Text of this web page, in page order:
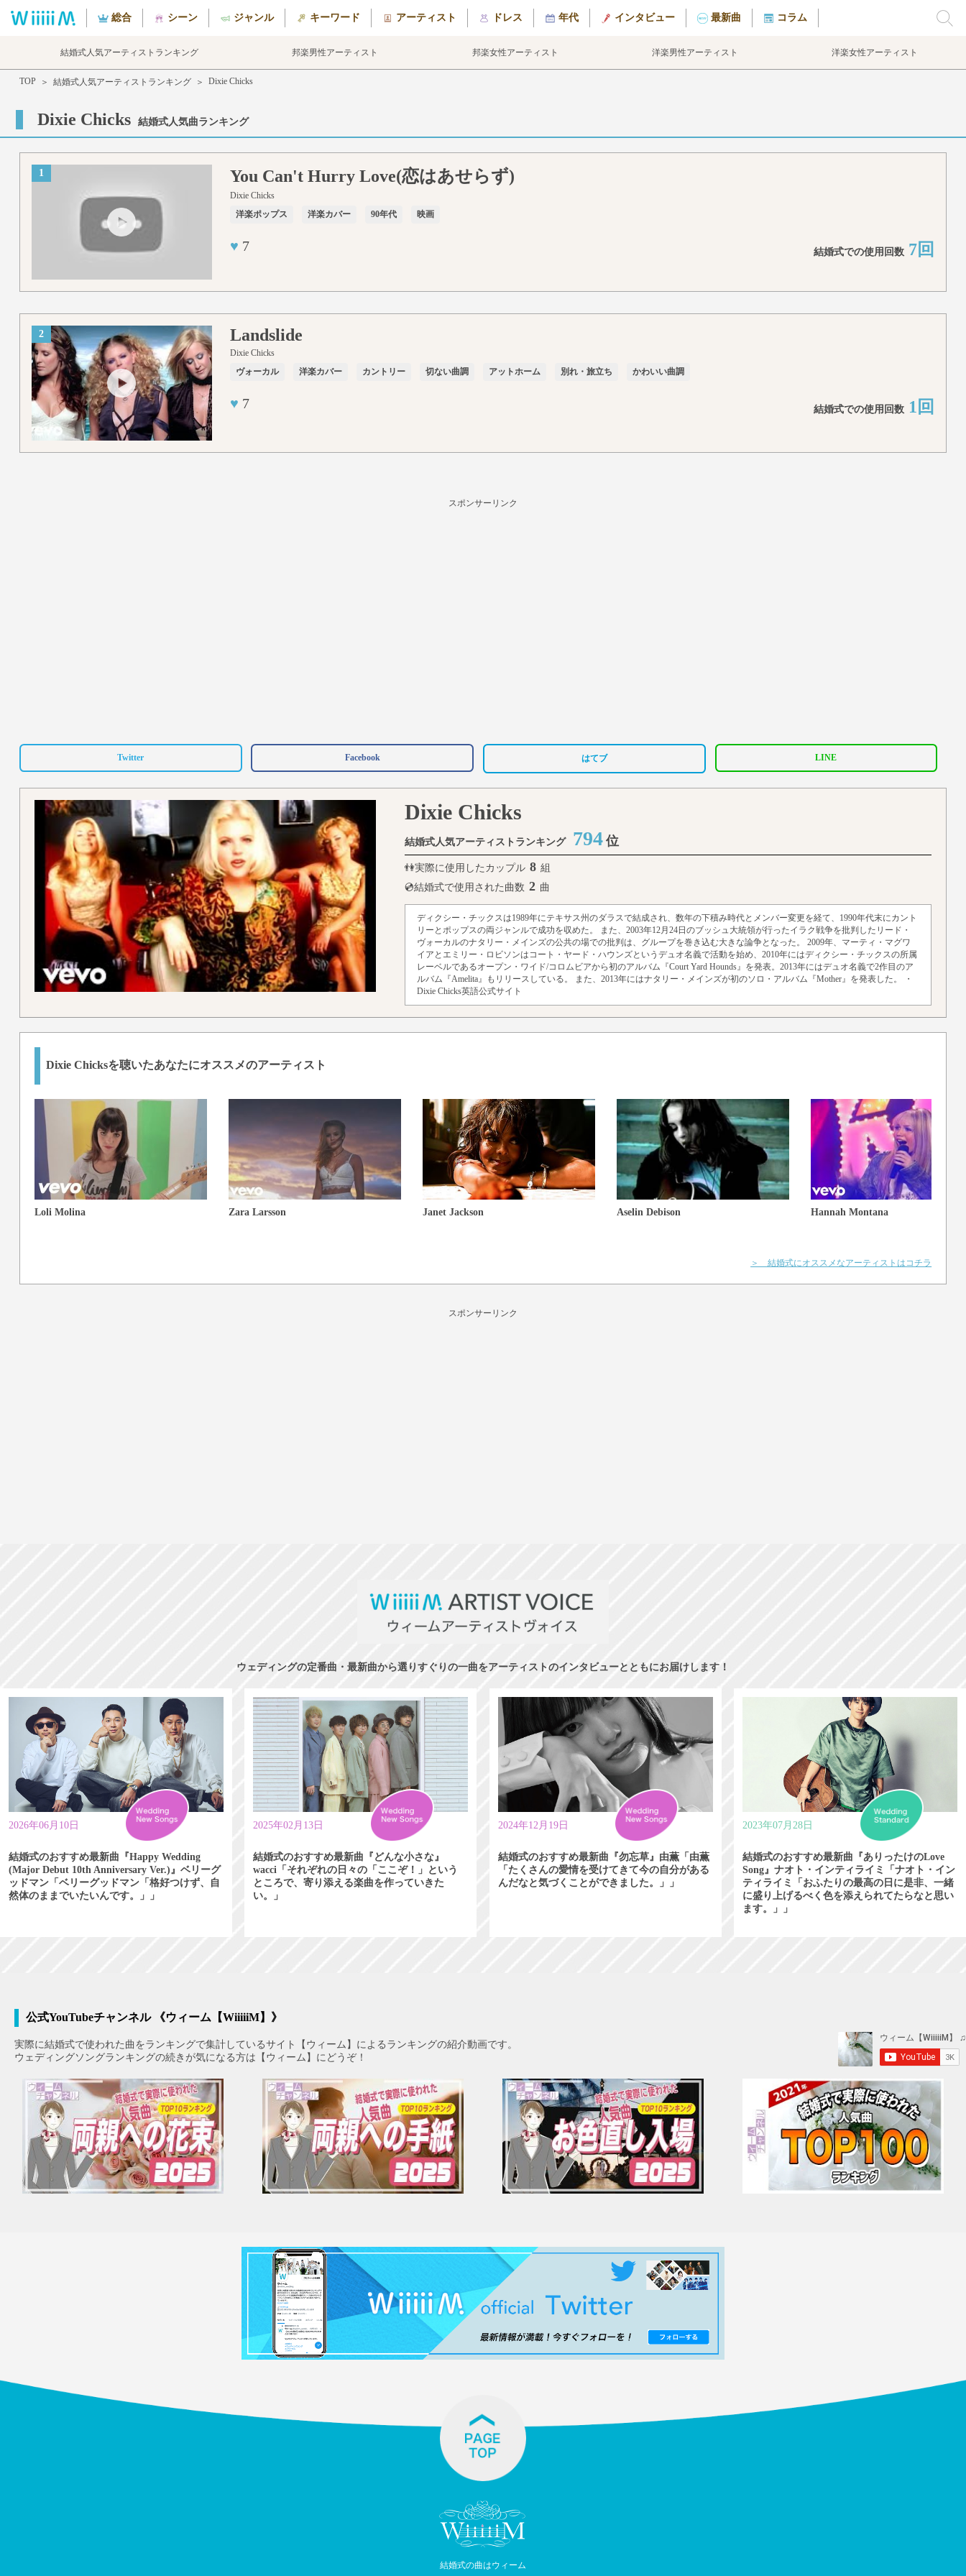
総合 シーン ジャンル キーワード アーティスト ドレス 年代 インタビュー 最新曲 コラム
結婚式人気アーティストランキング 邦楽男性アーティスト 邦楽女性アーティスト 洋楽男性アーティスト 洋楽女性アーティスト
TOP ＞ 結婚式人気アーティストランキング ＞ Dixie Chicks
Dixie Chicks 結婚式人気曲ランキング
1 You Can't Hurry Love(恋はあせらず)
Dixie Chicks
洋楽ポップス
洋楽カバー 90年代 映画
♥ 7 結婚式での使用回数 7回
2 Landslide
Dixie Chicks
ヴォーカル
洋楽カバー カントリー 切ない曲調 アットホーム 別れ・旅立ち かわいい曲調
♥ 7 結婚式での使用回数 1回
スポンサーリンク
Twitter Facebook はてブ LINE
Dixie Chicks
結婚式人気アーティストランキング 794 位
👫実際に使用したカップル 8 組
💿結婚式で使用された曲数 2 曲
ディクシー・チックスは1989年にテキサス州のダラスで結成され、数年の下積み時代とメンバー変更を経て、1990年代末にカント
リーとポップスの両ジャンルで成功を収めた。 また、2003年12月24日のブッシュ大統領が行ったイラク戦争を批判したリード・
ヴォーカルのナタリー・メインズの公共の場での批判は、グループを巻き込む大きな論争となった。 2009年、マーティ・マグワ
イアとエミリー・ロビソンはコート・ヤード・ハウンズというデュオ名義で活動を始め、2010年にはディクシー・チックスの所属
レーベルであるオープン・ワイド/コロムビアから初のアルバム『Court Yard Hounds』を発表。2013年にはデュオ名義で2作目のア
ルバム『Amelita』もリリースしている。 また、2013年にはナタリー・メインズが初のソロ・アルバム『Mother』を発表した。
・
Dixie Chicks英語公式サイト
Dixie Chicksを聴いたあなたにオススメのアーティスト
Loli Molina Zara Larsson Janet Jackson Aselin Debison Hannah Montana
＞ 結婚式にオススメなアーティストはコチラ
スポンサーリンク
ウェディングの定番曲・最新曲から選りすぐりの一曲をアーティストのインタビューとともにお届けします！
2026年06月10日
結婚式のおすすめ最新曲『Happy Wedding
(Major Debut 10th Anniversary Ver.)』ベリーグ
ッドマン「ベリーグッドマン「格好つけず、自
然体のままでいたいんです。」」
2025年02月13日
結婚式のおすすめ最新曲『どんな小さな』
wacci「それぞれの日々の「ここぞ！」という
ところで、寄り添える楽曲を作っていきた
い。」
2024年12月19日
結婚式のおすすめ最新曲『勿忘草』由薫「由薫
「たくさんの愛情を受けてきて今の自分がある
んだなと気づくことができました。」」
2023年07月28日
結婚式のおすすめ最新曲『ありったけのLove
Song』ナオト・インティライミ「ナオト・イン
ティライミ「おふたりの最高の日に是非、一緒
に盛り上げるべく色を添えられてたらなと思い
ます。」」
公式YouTubeチャンネル 《ウィーム【WiiiiiM】》
実際に結婚式で使われた曲をランキングで集計しているサイト【ウィーム】によるランキングの紹介動画です。
ウェディングソングランキングの続きが気になる方は【ウィーム】にどうぞ！
結婚式の曲はウィーム